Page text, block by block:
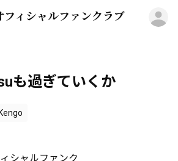
ィシャルファンクラブ
も過ぎていくか
Kengo
シャルファンク